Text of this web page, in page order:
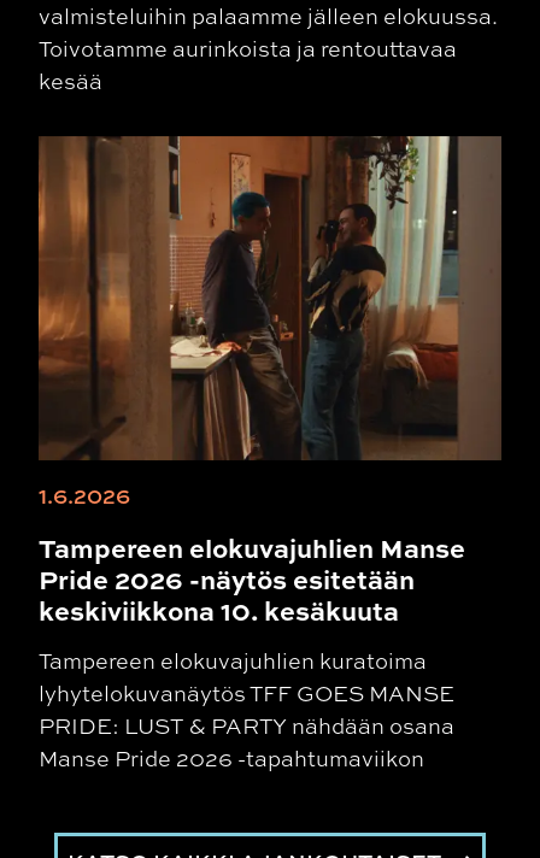
valmisteluihin palaamme jälleen elokuussa.
Toivotamme aurinkoista ja rentouttavaa
kesää
1.6.2026
Tampereen elokuvajuhlien Manse
Pride 2026 -näytös esitetään
keskiviikkona 10. kesäkuuta
Tampereen elokuvajuhlien kuratoima
lyhytelokuvanäytös TFF GOES MANSE
PRIDE: LUST & PARTY nähdään osana
Manse Pride 2026 -tapahtumaviikon